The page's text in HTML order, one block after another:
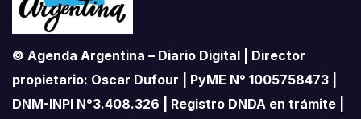
© Agenda Argentina – Diario Digital | Director
propietario: Oscar Dufour | PyME N° 1005758473 |
DNM-INPI N°3.408.326 | Registro DNDA en trámite |